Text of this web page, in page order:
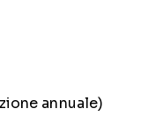
annuale)